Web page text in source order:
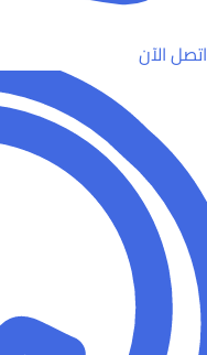
اتصل الآن